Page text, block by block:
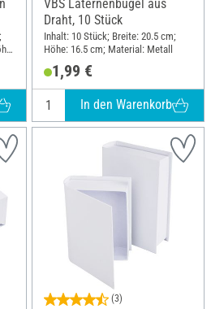
VBS Laternenbügel aus
Draht, 10 Stück
Inhalt: 10 Stück; Breite: 20.5 cm;
Höhe: 16.5 cm; Material: Metall
1,99 €
In den Warenkorb
(3)